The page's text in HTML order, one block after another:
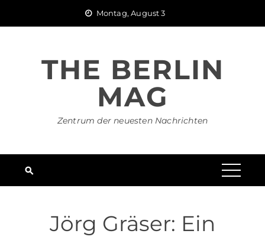
Montag, August 3
THE BERLIN
MAG
Zentrum der neuesten Nachrichten
Jörg Gräser: Ein